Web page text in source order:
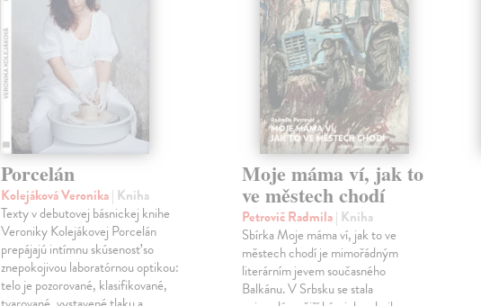
Porcelán
Kolejáková Veronika| Kniha
Texty v debutovej básnickej knihe
Veroniky Kolejákovej Porcelán
prepájajú intímnu skúsenosť so
znepokojivou laboratórnou optikou:
telo je pozorované, klasifikované,
Moje máma ví, jak to
ve městech chodí
Petrovič Radmila| Kniha
Sbírka Moje máma ví, jak to ve
městech chodí je mimořádným
literárním jevem současného
Balkánu. V Srbsku se stala